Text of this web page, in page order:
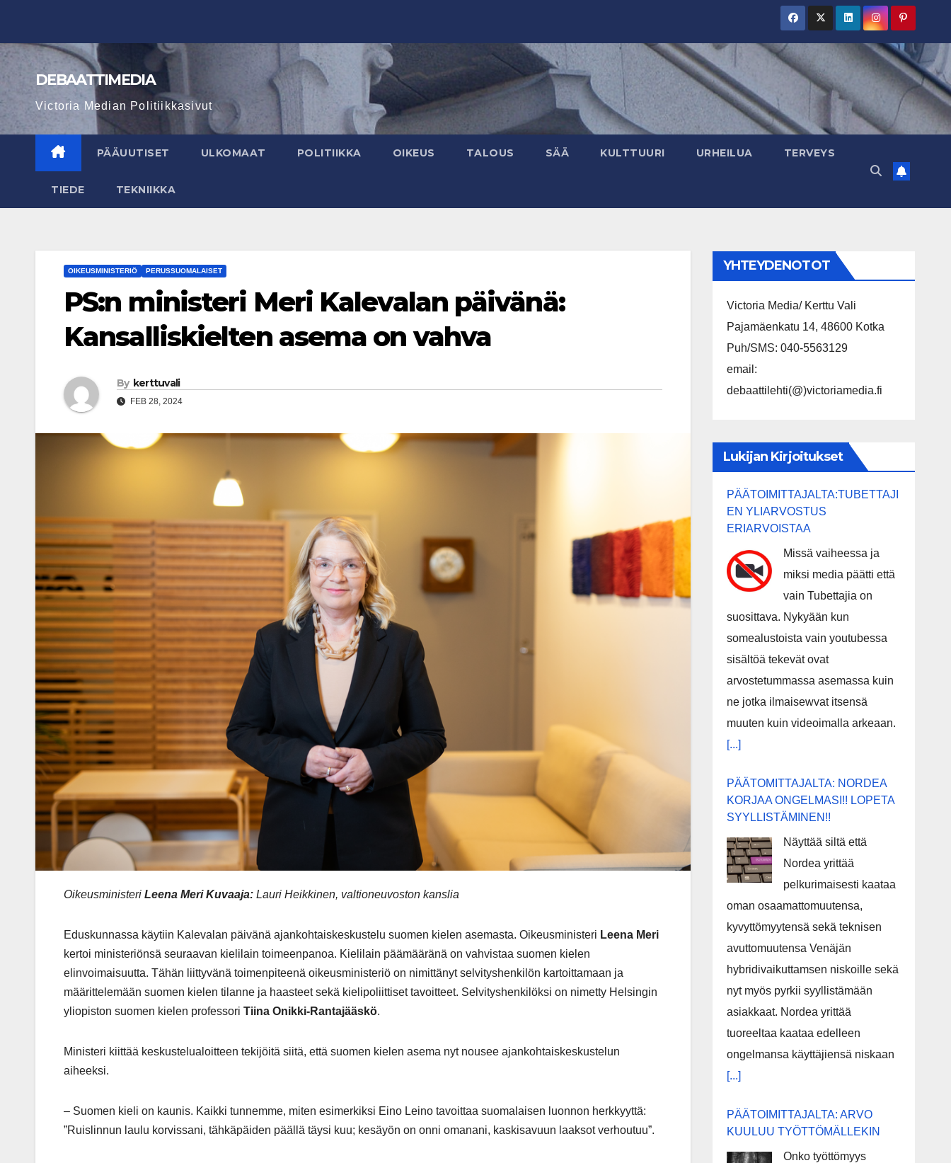
content
DEBAATTIMEDIA
Victoria Median Politiikkasivut
PÄÄUUTISET ULKOMAAT POLITIIKKA OIKEUS TALOUS SÄÄ KULTTUURI URHEILUA TERVEYS
TIEDE TEKNIIKKA
OIKEUSMINISTERIÖ PERUSSUOMALAISET
PS:n ministeri Meri Kalevalan päivänä:
Kansalliskielten asema on vahva
By kerttuvali
FEB 28, 2024
Oikeusministeri Leena Meri Kuvaaja: Lauri Heikkinen, valtioneuvoston kanslia
Eduskunnassa käytiin Kalevalan päivänä ajankohtaiskeskustelu suomen kielen asemasta. Oikeusministeri Leena Meri
kertoi ministeriönsä seuraavan kielilain toimeenpanoa. Kielilain päämääränä on vahvistaa suomen kielen
elinvoimaisuutta. Tähän liittyvänä toimenpiteenä oikeusministeriö on nimittänyt selvityshenkilön kartoittamaan ja
määrittelemään suomen kielen tilanne ja haasteet sekä kielipoliittiset tavoitteet. Selvityshenkilöksi on nimetty Helsingin
yliopiston suomen kielen professori Tiina Onikki-Rantajääskö.
Ministeri kiittää keskustelualoitteen tekijöitä siitä, että suomen kielen asema nyt nousee ajankohtaiskeskustelun
aiheeksi.
– Suomen kieli on kaunis. Kaikki tunnemme, miten esimerkiksi Eino Leino tavoittaa suomalaisen luonnon herkkyyttä:
”Ruislinnun laulu korvissani, tähkäpäiden päällä täysi kuu; kesäyön on onni omanani, kaskisavuun laaksot verhoutuu”.
YHTEYDENOTOT
Victoria Media/ Kerttu Vali
Pajamäenkatu 14, 48600 Kotka
Puh/SMS: 040-5563129
email:
debaattilehti(@)victoriamedia.fi
Lukijan Kirjoitukset
PÄÄTOIMITTAJALTA:TUBETTAJI
EN YLIARVOSTUS
ERIARVOISTAA
Missä vaiheessa ja
miksi media päätti että
vain Tubettajia on
suosittava. Nykyään kun
somealustoista vain youtubessa
sisältöä tekevät ovat
arvostetummassa asemassa kuin
ne jotka ilmaisewvat itsensä
muuten kuin videoimalla arkeaan.
[...]
PÄÄTOMITTAJALTA: NORDEA
KORJAA ONGELMASI!! LOPETA
SYYLLISTÄMINEN!!
Näyttää siltä että
Nordea yrittää
pelkurimaisesti kaataa
oman osaamattomuutensa,
kyvyttömyytensä sekä teknisen
avuttomuutensa Venäjän
hybridivaikuttamsen niskoille sekä
nyt myös pyrkii syyllistämään
asiakkaat. Nordea yrittää
tuoreeltaa kaataa edelleen
ongelmansa käyttäjiensä niskaan
[...]
PÄÄTOIMITTAJALTA: ARVO
KUULUU TYÖTTÖMÄLLEKIN
Onko työttömyys